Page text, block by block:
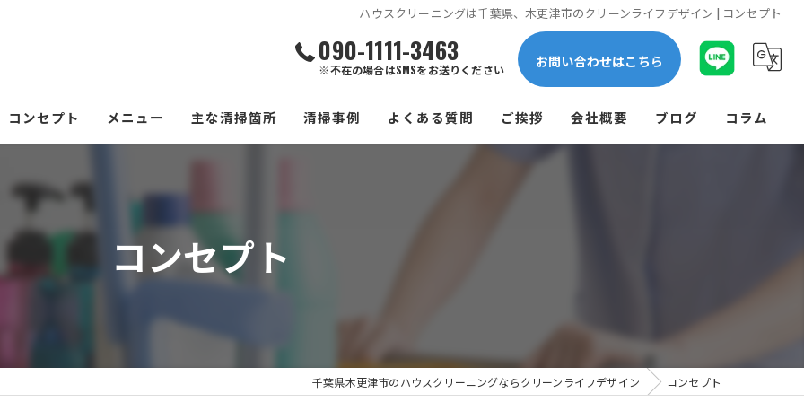
ハウスクリーニングは千葉県、木更津市のクリーンライフデザイン | コンセプト
090-1111-3463
※不在の場合はSMSをお送りください お問い合わせはこちら
コンセプト メニュー 主な清掃箇所
換気扇
清掃事例 よくある質問 ご挨拶 会社概要 ブログ コラム
コンセプト
千葉県木更津市のハウスクリーニングならクリーンライフデザイン コンセプト